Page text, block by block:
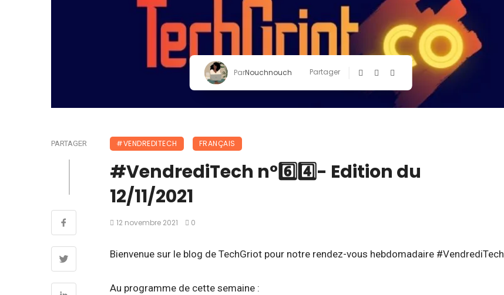
ParNouchnouch Partager
PARTAGER #VENDREDITECH FRANÇAIS
#VendrediTech n°6️⃣4️⃣- Edition du
12/11/2021
12 novembre 2021 0
Bienvenue sur le blog de TechGriot pour notre rendez-vous hebdomadaire #VendrediTech
Au programme de cette semaine :